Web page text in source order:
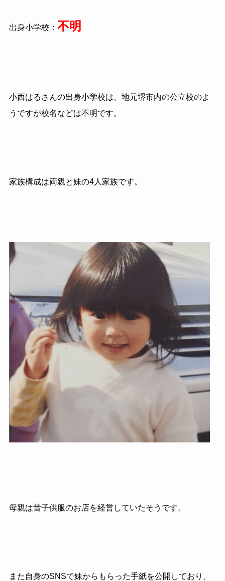
出身小学校： 不明
小西はるさんの出身小学校は、地元堺市内の公立校のよ
うですが校名などは不明です。
家族構成は両親と妹の4人家族です。
母親は昔子供服のお店を経営していたそうです。
また自身のSNSで妹からもらった手紙を公開しており、